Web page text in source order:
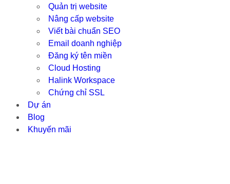
Quản trị website
Nâng cấp website
Viết bài chuẩn SEO
Email doanh nghiệp
Đăng ký tên miền
Cloud Hosting
Halink Workspace
Chứng chỉ SSL
Dự án
Blog
Khuyến mãi